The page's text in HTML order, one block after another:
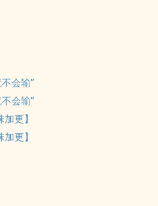
会输”
会输”
更】
更】